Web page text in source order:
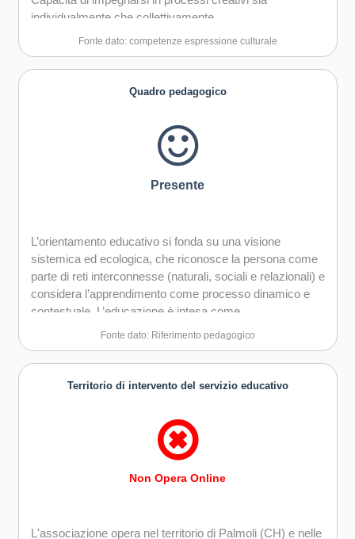
individualmente che collettivamente
immaginare nuove possibilità
Fonte dato: competenze espressione culturale
Quadro pedagogico
Presente
L’orientamento educativo si fonda su una visione
sistemica ed ecologica, che riconosce la persona come
parte di reti interconnesse (naturali, sociali e relazionali) e
considera l’apprendimento come processo dinamico e
contestuale. L’educazione è intesa come
accompagnamento alla crescita consapevole di
complessità e di agire in modo responsabile nel proprio
contesto di vita. L’approccio pedagogico promuove lo
prendere decisioni consapevoli. Centrale è l’attenzione
alla dimensione relazionale, attraverso pratiche
favoriscono ascolto empatico, espressione autentica dei
Fonte dato: Riferimento pedagogico
Territorio di intervento del servizio educativo
Non Opera Online
L'associazione opera nel territorio di Palmoli (CH) e nelle